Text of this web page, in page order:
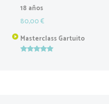
18 años
80,00€
Masterclass Gartuito